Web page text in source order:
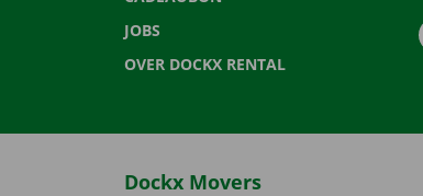
JOBS
OVER DOCKX RENTAL
Dockx Movers